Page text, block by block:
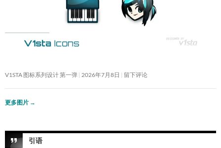
V1STA 图标系列设计 第一弹 2026年7月8日 留下评论
更多图片 →
引语